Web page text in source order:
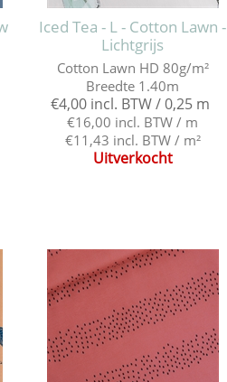
Iced Tea - L - Cotton Lawn -
Lichtgrijs
Cotton Lawn HD 80g/m²
Breedte 1.40m
€4,00 incl. BTW / 0,25 m
€16,00 incl. BTW / m
€11,43 incl. BTW / m²
Uitverkocht